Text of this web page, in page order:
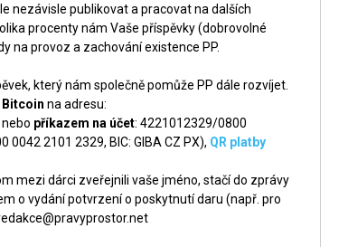
nezávisle publikovat a pracovat na dalších
procenty nám Vaše příspěvky (dobrovolné
na provoz a zachování existence PP.
který nám společně pomůže PP dále rozvíjet.
Bitcoin na adresu:
příkazem na účet: 4221012329/0800
2101 2329, BIC: GIBA CZ PX), QR platby
mezi dárci zveřejnili vaše jméno, stačí do zprávy
o vydání potvrzení o poskytnutí daru (např. pro